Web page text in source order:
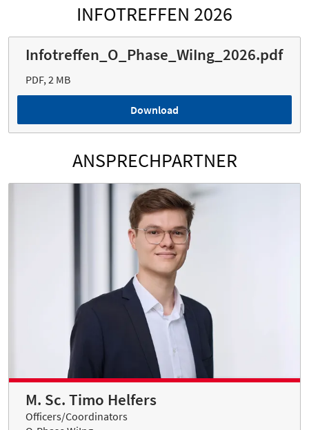
INFOTREFFEN 2026
Infotreffen_O_Phase_WiIng_2026.pdf
PDF, 2 MB
Download
ANSPRECHPARTNER
M. Sc. Timo Helfers
Officers/Coordinators